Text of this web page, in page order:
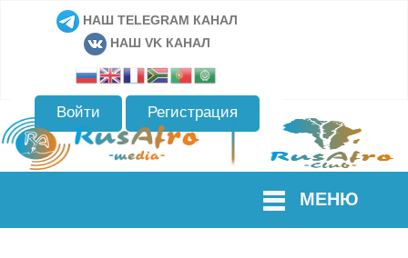
НАШ TELEGRAM КАНАЛ
НАШ VK КАНАЛ
Войти Регистрация
МЕНЮ